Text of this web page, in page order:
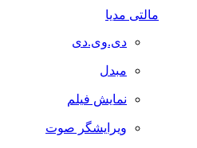
مالتی مدیا
دی.وی.دی
مبدل
نمایش فیلم
ویرایشگر صوت